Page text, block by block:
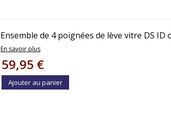
Ensemble de 4 poignées de lève vitre DS ID
En savoir plus
59,95 €
Ajouter au panier